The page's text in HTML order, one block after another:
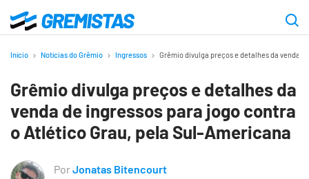
para
principal
Gremistas
Início Notícias do Grêmio Ingressos Grêmio divulga preços e detalhes da venda
Grêmio divulga preços e detalhes da
venda de ingressos para jogo contra
o Atlético Grau, pela Sul-Americana
PorJonatas Bitencourt